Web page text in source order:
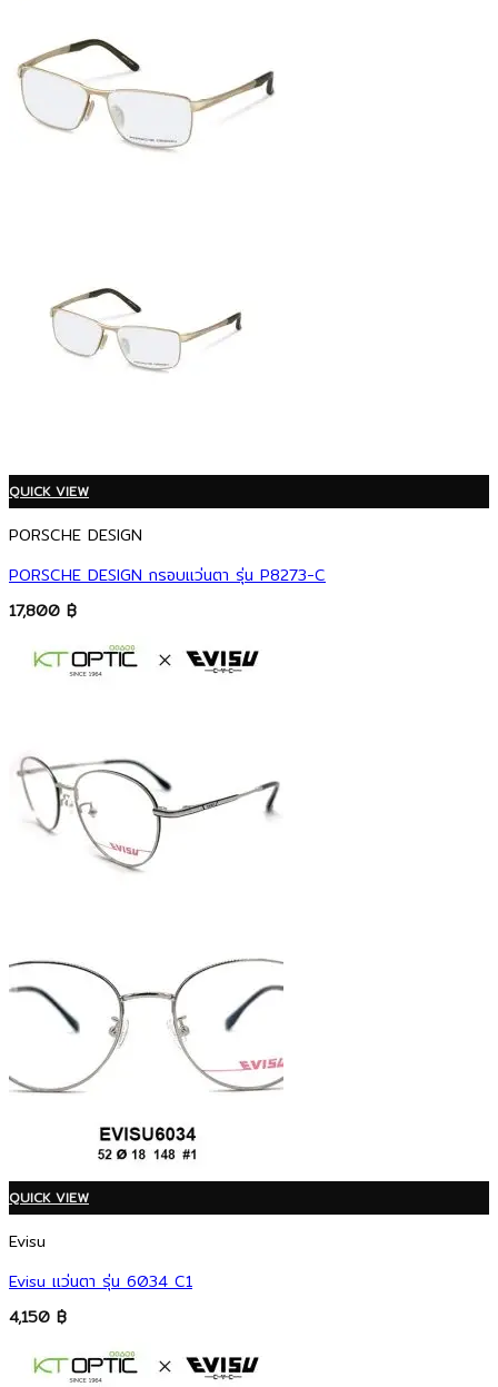
QUICK VIEW
PORSCHE DESIGN
PORSCHE DESIGN กรอบแว่นตา รุ่น P8273-C
17,800 ฿
QUICK VIEW
Evisu
Evisu แว่นตา รุ่น 6034 C1
4,150 ฿